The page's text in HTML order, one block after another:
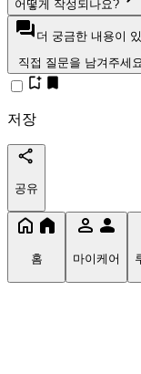
어떻게 작성되나요?
더 궁금한 내용이
직접 질문을 남겨주세
저장
공유
홈 마이케어